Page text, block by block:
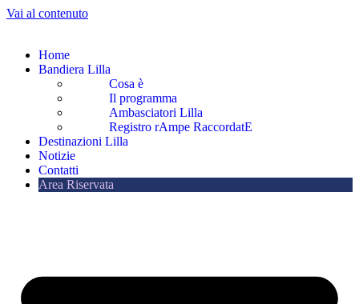
Vai al contenuto
Home
Bandiera Lilla
Cosa è
Il programma
Ambasciatori Lilla
Registro rAmpe RaccordatE
Destinazioni Lilla
Notizie
Contatti
Area Riservata